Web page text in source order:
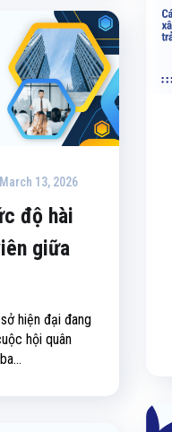
March 13, 2026
độ hài
giữa
hiện đại đang
hội quân